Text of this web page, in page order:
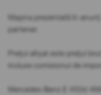
Mașina prezentată în
partener.
Prețul afișat este prețul
incluse comisionul de
Mercedes-Benz E 450d